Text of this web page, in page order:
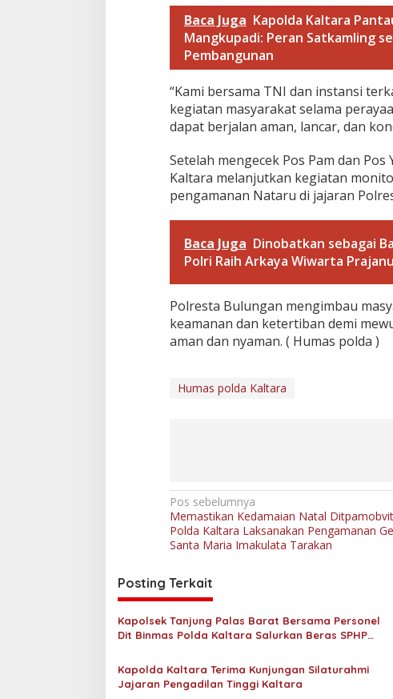
l
u
n
g
a
Baca Juga Kapolda Kaltara
Mangkupadi: Peran Satkamling
Pembangunan
“Kami bersama TNI dan instansi
kegiatan masyarakat selama
dapat berjalan aman, lancar, dan
Setelah mengecek Pos Pam dan
Kaltara melanjutkan kegiatan
pengamanan Nataru di jajaran
Baca Juga Dinobatkan sebagai
Polri Raih Arkaya Wiwarta
Polresta Bulungan mengimbau
keamanan dan ketertiban demi
aman dan nyaman. ( Humas polda )
Humas polda Kaltara
N
a
v
i
g
a
s
i
p
Pos sebelumnya
Memastikan Kedamaian Natal Ditpamobvit
Polda Kaltara Laksanakan Pengamanan
Santa Maria Imakulata Tarakan
Posting Terkait
Kapolsek Tanjung Palas Barat Bersama Personel
Dit Binmas Polda Kaltara Salurkan Beras SPHP
Kapolda Kaltara Terima Kunjungan Silaturahmi
Jajaran Pengadilan Tinggi Kaltara